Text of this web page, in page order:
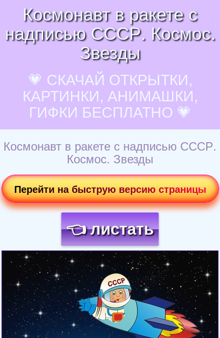
Космонавт в ракете с
надписью СССР. Космос.
Звезды
💗 СКАЧАЙ ОТКРЫТКИ,
КАРТИНКИ, АНИМАШКИ,
ГИФКИ БЕСПЛАТНО 💗
Космонавт в ракете с надписью СССР.
Космос. Звезды
Перейти на быструю версию страницы
👈 листать
Загрузка картинки...